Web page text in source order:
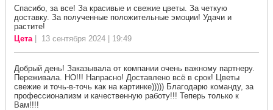
Спасибо, за все! За красивые и свежие цветы. За четкую
доставку. За полученные положительные эмоции! Удачи и
растите!
Цета| 13 сентября 2024 | 19:49
Добрый день! Заказывала от компании очень важному партнеру.
Переживала. НО!!! Напрасно! Доставлено всё в срок! Цветы
свежие и точь-в-точь как на картинке))))) Благодарю команду, за
профессионализм и качественную работу!!! Теперь только к
Вам!!!!